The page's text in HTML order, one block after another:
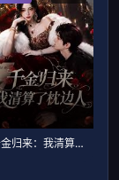
千金归来：我清算了枕边人